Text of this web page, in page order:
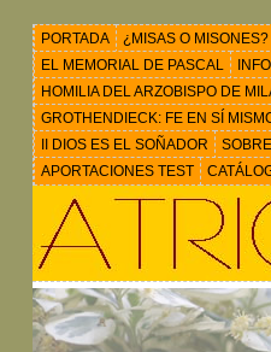
PORTADA ¿MISAS O MISONES?
EL MEMORIAL DE PASCAL
HOMILIA DEL ARZOBISPO DE
GROTHENDIECK: FE EN SÍ
II DIOS ES EL SOÑADOR
APORTACIONES TEST